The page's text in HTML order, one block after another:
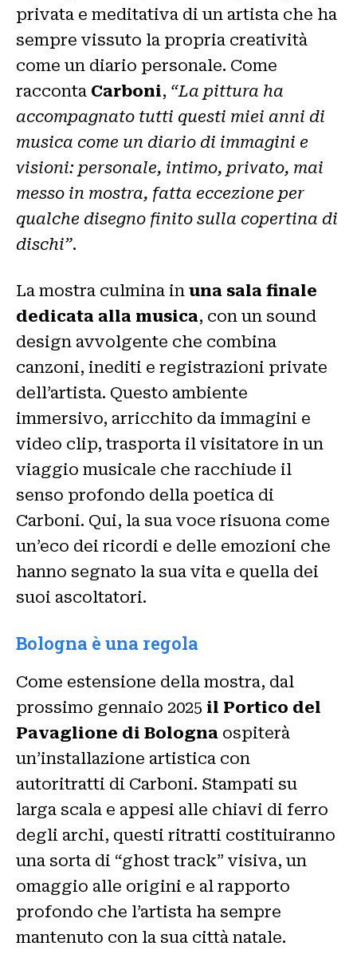
privata e meditativa di un artista che ha
sempre vissuto la propria creatività
come un diario personale. Come
racconta Carboni, “La pittura ha
accompagnato tutti questi miei anni di
musica come un diario di immagini e
visioni: personale, intimo, privato, mai
messo in mostra, fatta eccezione per
qualche disegno finito sulla copertina di
dischi”.
La mostra culmina in una sala finale
dedicata alla musica, con un sound
design avvolgente che combina
canzoni, inediti e registrazioni private
dell’artista. Questo ambiente
immersivo, arricchito da immagini e
video clip, trasporta il visitatore in un
viaggio musicale che racchiude il
senso profondo della poetica di
Carboni. Qui, la sua voce risuona come
un’eco dei ricordi e delle emozioni che
hanno segnato la sua vita e quella dei
suoi ascoltatori.
Bologna è una regola
Come estensione della mostra, dal
prossimo gennaio 2025 il Portico del
Pavaglione di Bologna ospiterà
un’installazione artistica con
autoritratti di Carboni. Stampati su
larga scala e appesi alle chiavi di ferro
degli archi, questi ritratti costituiranno
una sorta di “ghost track” visiva, un
omaggio alle origini e al rapporto
profondo che l’artista ha sempre
mantenuto con la sua città natale.